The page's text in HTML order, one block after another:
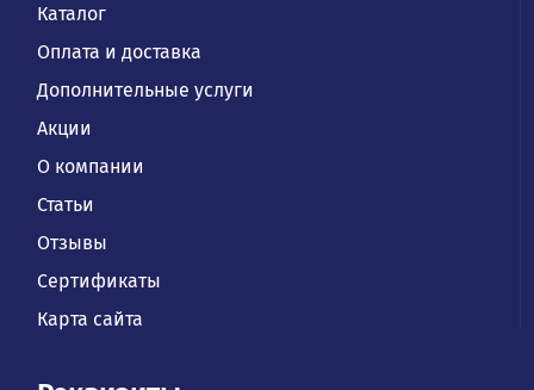
Каталог
Оплата и доставка
Дополнительные услуги
Акции
О компании
Статьи
Отзывы
Сертификаты
Карта сайта